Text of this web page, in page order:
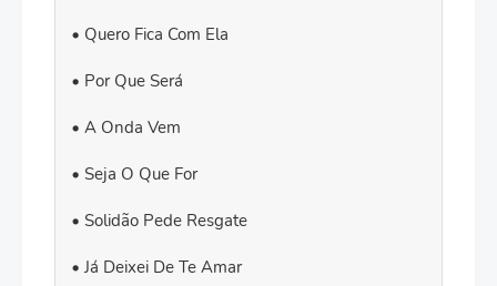
Quero Fica Com Ela
Por Que Será
A Onda Vem
Seja O Que For
Solidão Pede Resgate
Já Deixei De Te Amar